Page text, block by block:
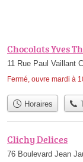
Chocolats Yves
11 Rue Paul Vaillant
Fermé, ouvre mardi à
Horaires
Clichy Delices
76 Boulevard Jean